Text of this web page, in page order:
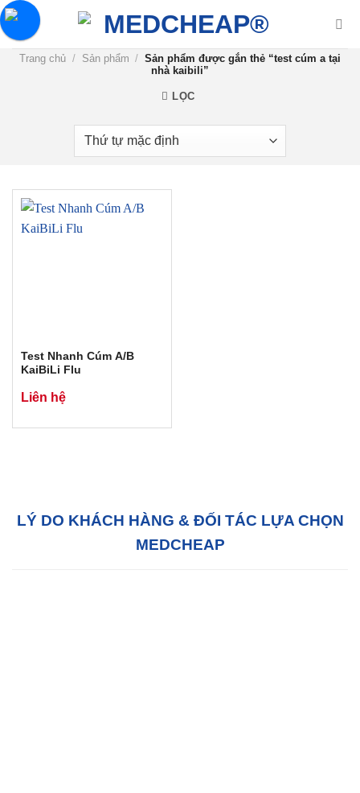
Chuyển
đến
nội
Trang chủ / Sản phẩm / Sản phẩm được gắn thẻ “test cúm a tại
nhà kaibili”
LỌC
Test Nhanh Cúm A/B
KaiBiLi Flu
Liên hệ
LÝ DO KHÁCH HÀNG & ĐỐI TÁC LỰA CHỌN
MEDCHEAP